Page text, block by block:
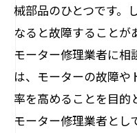
械部品のひとつです。
なると故障することが
モーター修理業者に相
は、モーターの故障
率を高めることを目的
モーター修理業者とし